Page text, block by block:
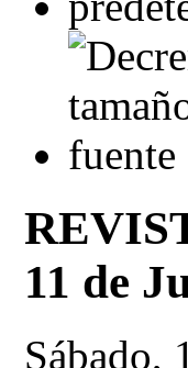
11 de
Sábado,